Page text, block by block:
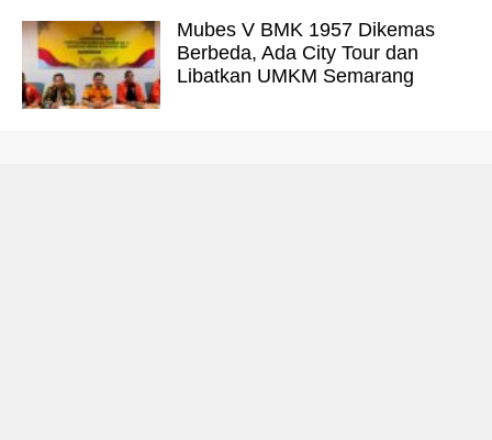
Mubes V BMK 1957 Dikemas
Berbeda, Ada City Tour dan
Libatkan UMKM Semarang